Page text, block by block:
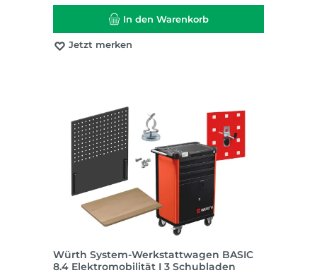
In den Warenkorb
Jetzt merken
Würth System-Werkstattwagen BASIC
8.4 Elektromobilität I 3 Schubladen